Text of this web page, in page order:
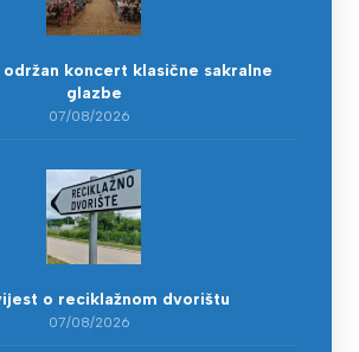
održan koncert klasične sakralne
glazbe
07/08/2026
o reciklažnom dvorištu
07/08/2026